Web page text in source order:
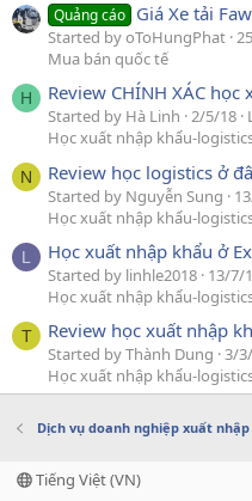
Quảng cáo Giá Xe tải
Started by oToHungPhat
Mua bán quốc tế
H Review CHÍNH XÁC
Started by Hà Linh 2/5/18
Học xuất nhập khẩu-
N Review học logistics ở
Started by Nguyễn Sung
Học xuất nhập khẩu-
L Học xuất nhập khẩu ở
Started by linhle2018 13/7/
Học xuất nhập khẩu-
T Review học xuất nhập
Started by Thành Dung 3/
Học xuất nhập khẩu-
Dịch vụ doanh nghiệp xuất
Tiếng Việt (VN)